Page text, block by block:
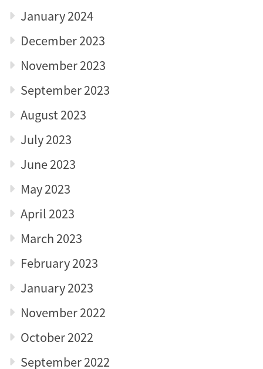
January 2024
December 2023
November 2023
September 2023
August 2023
July 2023
June 2023
May 2023
April 2023
March 2023
February 2023
January 2023
November 2022
October 2022
September 2022